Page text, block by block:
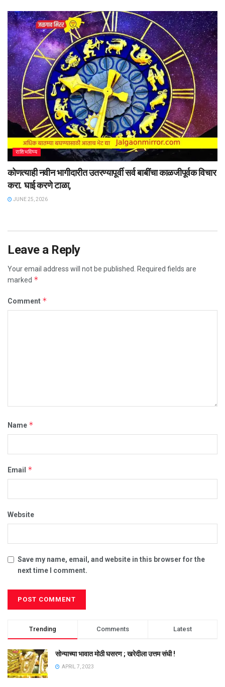
राशिभविष्य
कोणत्याही नवीन भागीदारीत उतरण्यापूर्वी सर्व बाबींचा काळजीपूर्वक विचार
करा. घाई करणे टाळा,
JUNE 25, 2026
Leave a Reply
Your email address will not be published.
Required fields are
marked *
Comment *
Name *
Email *
Website
Save my name, email, and website in this browser for the
next time I comment.
Trending Comments Latest
सोन्याच्या भावात मोठी घसरण ; खरेदीला उत्तम संधी !
APRIL 7, 2023